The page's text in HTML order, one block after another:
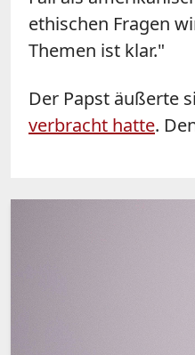
ethischen Fragen
Themen ist klar."
Der Papst äußerte
verbracht hatte.